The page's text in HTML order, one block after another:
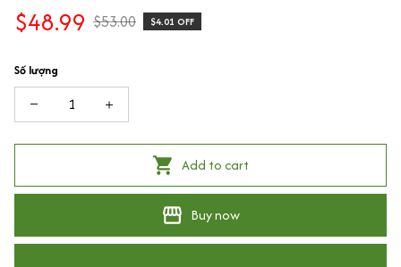
$48.99 $53.00 $4.01 OFF
Số lượng
Add to cart
Buy now